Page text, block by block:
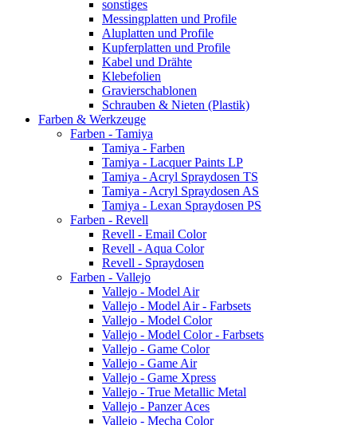
sonstiges
Messingplatten und Profile
Aluplatten und Profile
Kupferplatten und Profile
Kabel und Drähte
Klebefolien
Gravierschablonen
Schrauben & Nieten (Plastik)
Farben & Werkzeuge
Farben - Tamiya
Tamiya - Farben
Tamiya - Lacquer Paints LP
Tamiya - Acryl Spraydosen TS
Tamiya - Acryl Spraydosen AS
Tamiya - Lexan Spraydosen PS
Farben - Revell
Revell - Email Color
Revell - Aqua Color
Revell - Spraydosen
Farben - Vallejo
Vallejo - Model Air
Vallejo - Model Air - Farbsets
Vallejo - Model Color
Vallejo - Model Color - Farbsets
Vallejo - Game Color
Vallejo - Game Air
Vallejo - Game Xpress
Vallejo - True Metallic Metal
Vallejo - Panzer Aces
Vallejo - Mecha Color